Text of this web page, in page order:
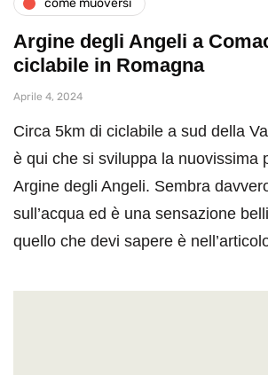
come muoversi
Argine degli Angeli a
ciclabile in Romagna
Aprile 4, 2024
Circa 5km di ciclabile a sud della
è qui che si sviluppa la nuovissima
Argine degli Angeli. Sembra
sull’acqua ed è una sensazione
quello che devi sapere è